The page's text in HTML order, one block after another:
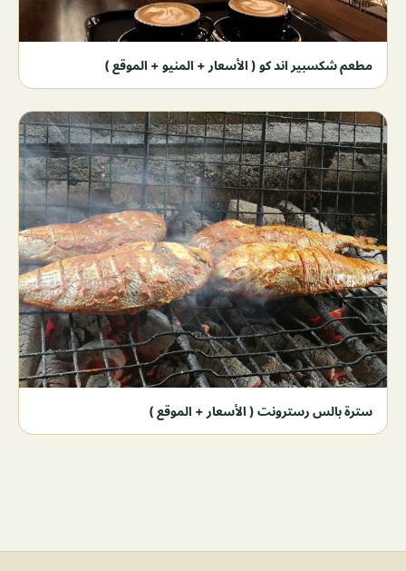
مطعم شكسبير اند كو ( الأسعار + المنيو + الموقع )
سترة بالس رسترونت ( الأسعار + الموقع )